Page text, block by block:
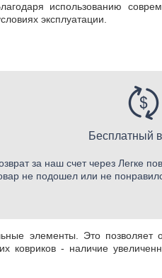
использованию
эксплуатации.
Бесплатный
за наш счет через Легке
не подошел или не
элементы. Это позволяет
ковриков - наличие